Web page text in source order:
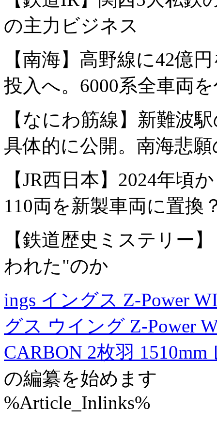
の主力ビジネス
【南海】高野線に42億
投入へ。6000系全車両
【なにわ筋線】新難波
具体的に公開。南海悲
【JR西日本】2024年頃
110両を新製車両に置換
【鉄道歴史ミステリー
われた"のか
ings イングス Z-Power
グス ウイング Z-Power
CARBON 2枚羽
の編纂を始めます
%Article_Inlinks%